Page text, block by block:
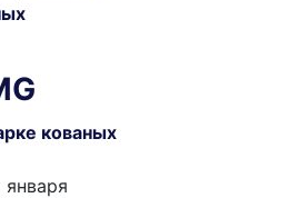
кованых
января